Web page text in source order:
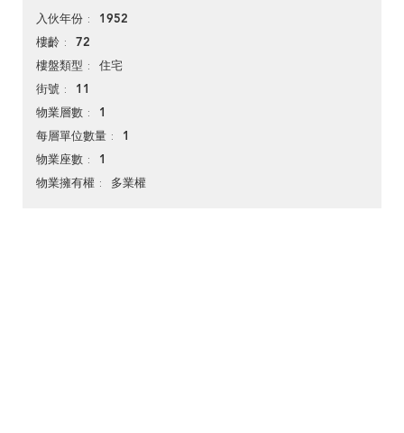
入伙年份 1952
樓齡 72
樓盤類型 住宅
街號 11
物業層數 1
每層單位數量 1
物業座數 1
物業擁有權 多業權